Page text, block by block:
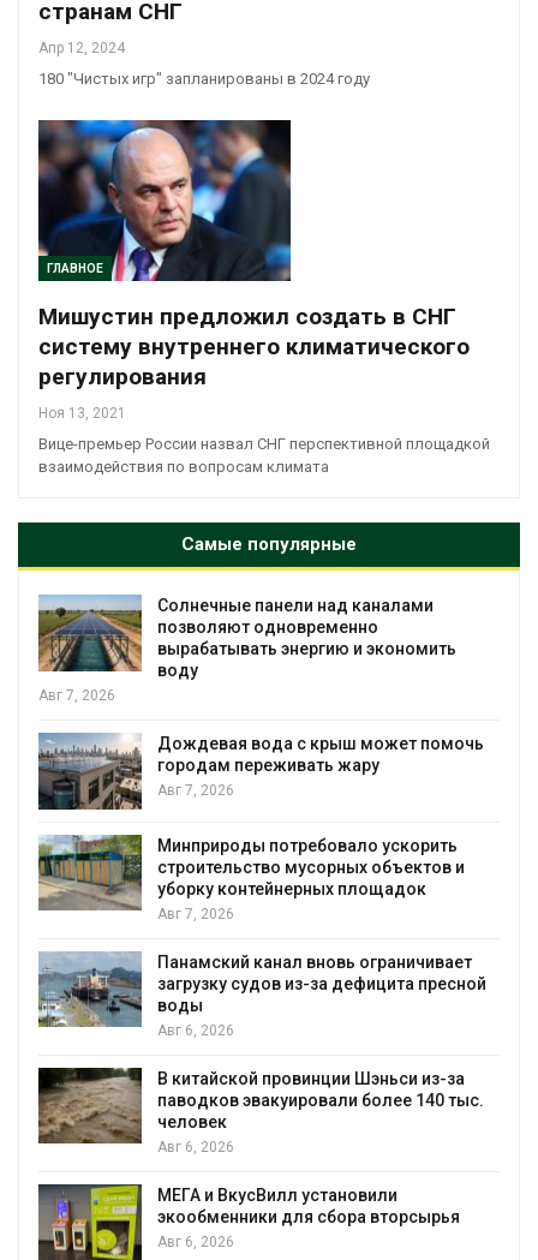
странам СНГ
Апр 12, 2024
180 "Чистых игр" запланированы в 2024 году
ГЛАВНОЕ
Мишустин предложил создать в СНГ
систему внутреннего климатического
регулирования
Ноя 13, 2021
Вице-премьер России назвал СНГ перспективной площадкой
взаимодействия по вопросам климата
Самые популярные
Солнечные панели над каналами
позволяют одновременно
вырабатывать энергию и экономить
воду
Авг 7, 2026
Дождевая вода с крыш может помочь
городам переживать жару
Авг 7, 2026
Минприроды потребовало ускорить
строительство мусорных объектов и
уборку контейнерных площадок
Авг 7, 2026
Панамский канал вновь ограничивает
загрузку судов из-за дефицита пресной
воды
Авг 6, 2026
В китайской провинции Шэньси из-за
паводков эвакуировали более 140 тыс.
человек
Авг 6, 2026
МЕГА и ВкусВилл установили
экообменники для сбора вторсырья
Авг 6, 2026